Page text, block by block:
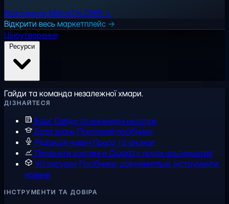
Розгорнути MikroTik CHR →
Відкрити весь маркетплейс →
Ціноутворення
Гайди та команда незалежної хмари.
ДІЗНАЙТЕСЯ
Блог Гайди та інженерні нотатки
База знань Покрокові посібники
Редакція новин Преса та анонси
Порівняти хостинги Cloudzy проти альтернатив
Усі ресурси Посібники, документація, інструменти,
новини
ІНСТРУМЕНТИ ТА ДОВІРА